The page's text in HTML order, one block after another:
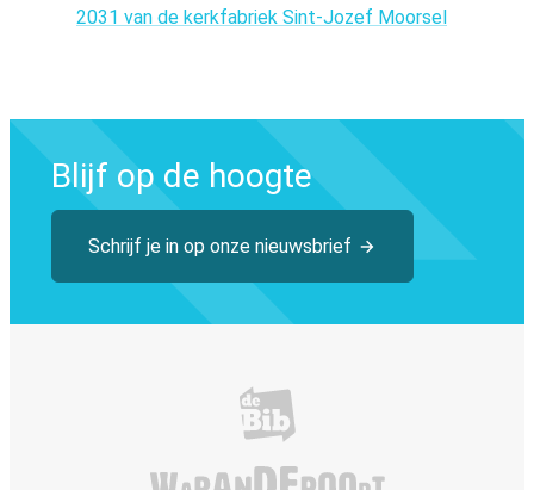
2031 van de kerkfabriek Sint-Jozef Moorsel
Blijf op de hoogte
Schrijf je in op onze nieuwsbrief
De